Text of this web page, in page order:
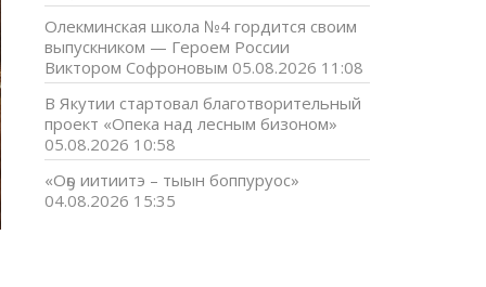
Олекминская школа №4 гордится своим
выпускником — Героем России
Виктором Софроновым 05.08.2026 11:08
В Якутии стартовал благотворительный
проект «Опека над лесным бизоном»
05.08.2026 10:58
«Оҕо иитиитэ – тыын боппуруос»
04.08.2026 15:35